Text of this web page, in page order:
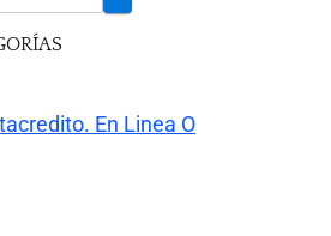
En Linea O